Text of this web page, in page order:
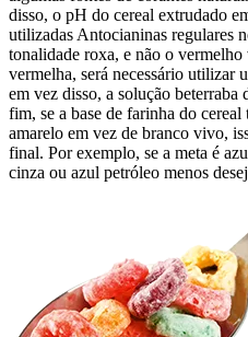
disso, o pH do cereal extrudado
utilizadas Antocianinas regulares
tonalidade roxa, e não o
vermelha, será necessário utilizar
em vez disso, a solução beterraba
fim, se a base de farinha do
amarelo em vez de branco vivo,
final. Por exemplo, se a meta é
cinza ou azul petróleo menos